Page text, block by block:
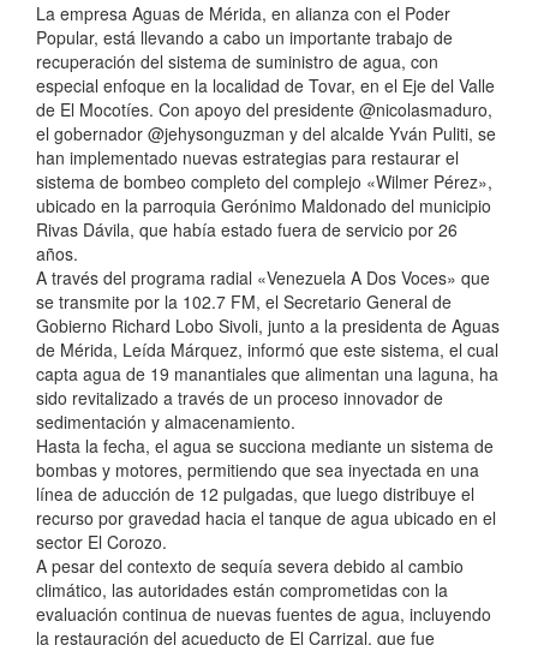
La empresa Aguas de Mérida, en alianza con el Poder
Popular, está llevando a cabo un importante trabajo de
recuperación del sistema de suministro de agua, con
especial enfoque en la localidad de Tovar, en el Eje del Valle
de El Mocotíes. Con apoyo del presidente @nicolasmaduro,
el gobernador @jehysonguzman y del alcalde Yván Puliti, se
han implementado nuevas estrategias para restaurar el
sistema de bombeo completo del complejo «Wilmer Pérez»,
ubicado en la parroquia Gerónimo Maldonado del municipio
Rivas Dávila, que había estado fuera de servicio por 26
años.
A través del programa radial «Venezuela A Dos Voces» que
se transmite por la 102.7 FM, el Secretario General de
Gobierno Richard Lobo Sivoli, junto a la presidenta de Aguas
de Mérida, Leída Márquez, informó que este sistema, el cual
capta agua de 19 manantiales que alimentan una laguna, ha
sido revitalizado a través de un proceso innovador de
sedimentación y almacenamiento.
Hasta la fecha, el agua se succiona mediante un sistema de
bombas y motores, permitiendo que sea inyectada en una
línea de aducción de 12 pulgadas, que luego distribuye el
recurso por gravedad hacia el tanque de agua ubicado en el
sector El Corozo.
A pesar del contexto de sequía severa debido al cambio
climático, las autoridades están comprometidas con la
evaluación continua de nuevas fuentes de agua, incluyendo
la restauración del acueducto de El Carrizal, que fue